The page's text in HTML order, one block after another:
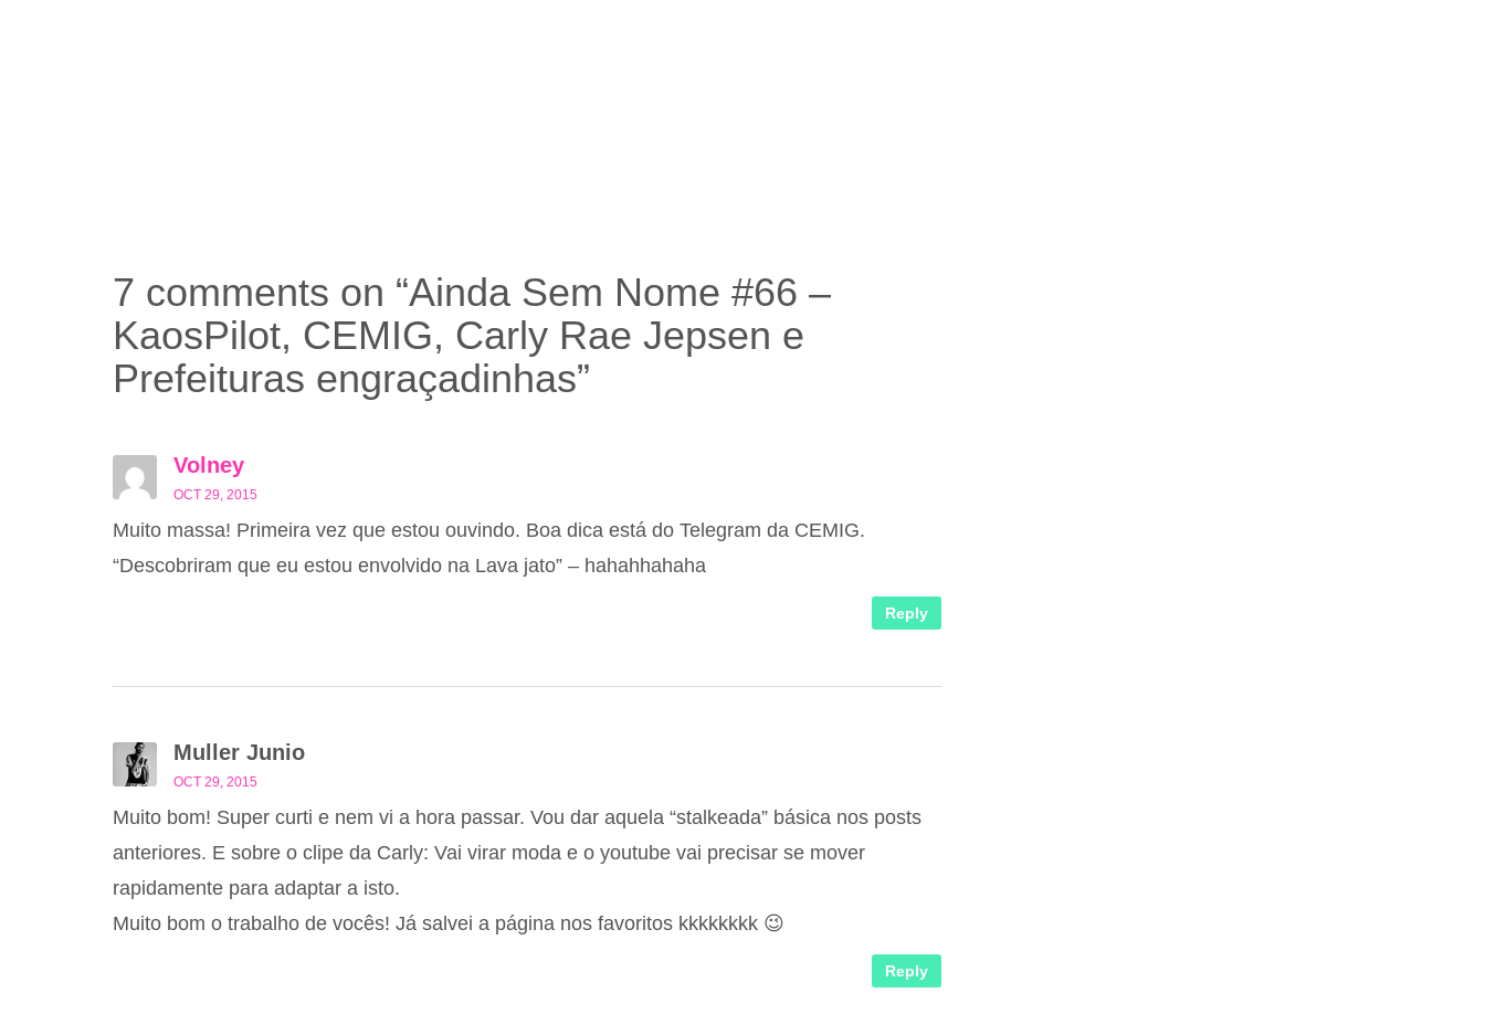
7 comments on “Ainda Sem Nome #66 –
KaosPilot, CEMIG, Carly Rae Jepsen e
Prefeituras engraçadinhas”
Volney
OCT 29, 2015
Muito massa! Primeira vez que estou ouvindo. Boa dica está do Telegram da CEMIG.
“Descobriram que eu estou envolvido na Lava jato” – hahahhahaha
Reply
Muller Junio
OCT 29, 2015
Muito bom! Super curti e nem vi a hora passar. Vou dar aquela “stalkeada” básica nos posts
anteriores. E sobre o clipe da Carly: Vai virar moda e o youtube vai precisar se mover
rapidamente para adaptar a isto.
Muito bom o trabalho de vocês! Já salvei a página nos favoritos kkkkkkkk 😉
Reply